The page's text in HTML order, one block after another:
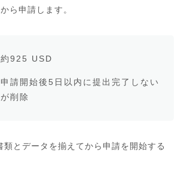
ら申請します。
925 USD
請開始後5日以内に提出完了しない
削除
類とデータを揃えてから申請を開始する